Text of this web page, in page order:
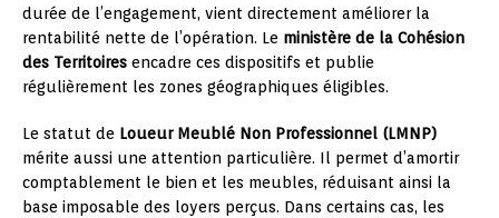
durée de l’engagement, vient directement améliorer la
rentabilité nette de l’opération. Le ministère de la Cohésion
des Territoires encadre ces dispositifs et publie
régulièrement les zones géographiques éligibles.
Le statut de Loueur Meublé Non Professionnel (LMNP)
mérite aussi une attention particulière. Il permet d’amortir
comptablement le bien et les meubles, réduisant ainsi la
base imposable des loyers perçus. Dans certains cas, les